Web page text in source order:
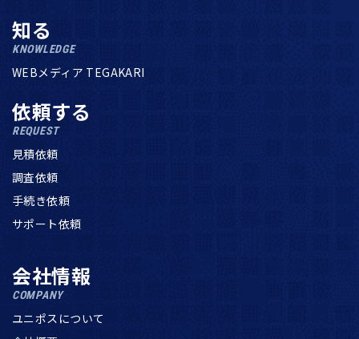
知る
KNOWLEDGE
WEBメディア TEGAKARI
依頼する
REQUEST
見積依頼
調査依頼
手続き依頼
サポート依頼
会社情報
COMPANY
ユニポスについて